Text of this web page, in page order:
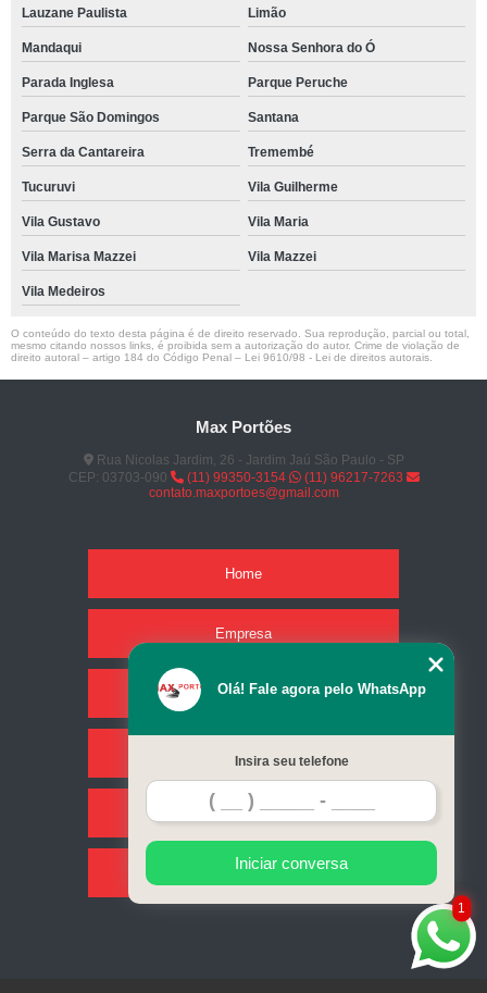
Lauzane Paulista Limão
Mandaqui Nossa Senhora do Ó
Parada Inglesa Parque Peruche
Parque São Domingos Santana
Serra da Cantareira Tremembé
Tucuruvi Vila Guilherme
Vila Gustavo Vila Maria
Vila Marisa Mazzei Vila Mazzei
Vila Medeiros
O conteúdo do texto desta página é de direito reservado. Sua reprodução, parcial ou total,
mesmo citando nossos links, é proibida sem a autorização do autor. Crime de violação de
direito autoral – artigo 184 do Código Penal – Lei 9610/98 - Lei de direitos autorais
Max Portões
Rua Nicolas Jardim, 26 - Jardim Jaú São Paulo - SP
CEP: 03703-090
(11) 99350-3154
(11) 96217-7263
contato.maxportoes@gmail.com
Home
Empresa
Missão
Serviços
Contato
Mapa do site
1
Olá! Fale agora pelo WhatsApp
Insira seu telefone
Iniciar conversa